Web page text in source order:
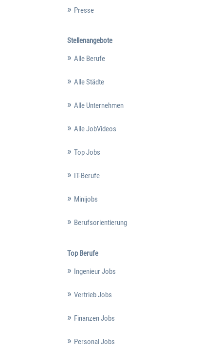
Presse
Stellenangebote
Alle Berufe
Alle Städte
Alle Unternehmen
Alle JobVideos
Top Jobs
IT-Berufe
Minijobs
Berufsorientierung
Top Berufe
Ingenieur Jobs
Vertrieb Jobs
Finanzen Jobs
Personal Jobs